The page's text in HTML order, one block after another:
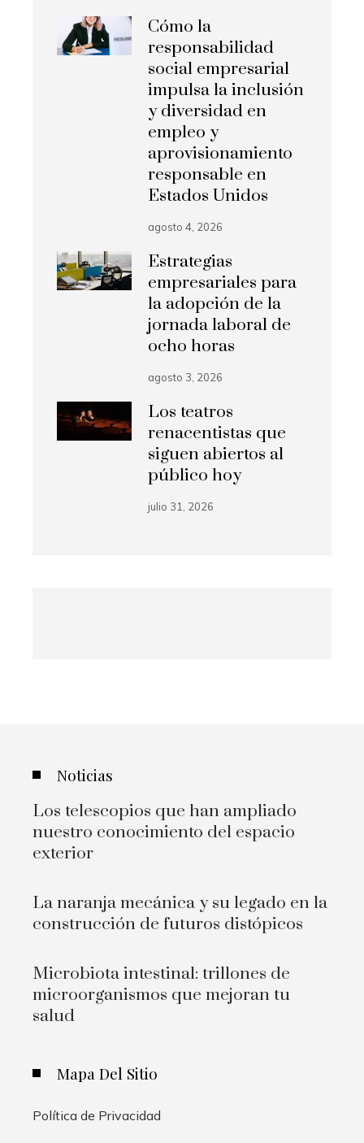
Cómo la
responsabilidad
social empresarial
impulsa la inclusión
y diversidad en
empleo y
aprovisionamiento
responsable en
Estados Unidos
agosto 4, 2026
Estrategias
empresariales para
la adopción de la
jornada laboral de
ocho horas
agosto 3, 2026
Los teatros
renacentistas que
siguen abiertos al
público hoy
julio 31, 2026
Noticias
Los telescopios que han ampliado
nuestro conocimiento del espacio
exterior
La naranja mecánica y su legado en la
construcción de futuros distópicos
Microbiota intestinal: trillones de
microorganismos que mejoran tu
salud
Mapa Del Sitio
Política de Privacidad